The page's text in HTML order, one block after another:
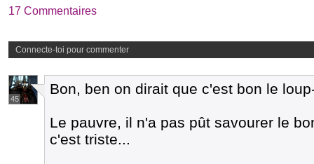
17 Commentaires
Connecte-toi pour commenter
45
Bon, ben on dirait que c'est bon le
Le pauvre, il n'a pas pût savourer le
c'est triste...